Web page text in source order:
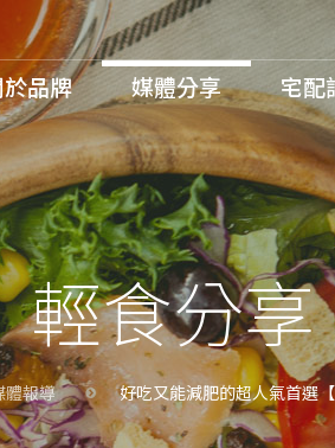
品牌 媒體分享 宅配
登入 / 註冊
輕食分享
體報導 好吃又能減肥的超人氣首選